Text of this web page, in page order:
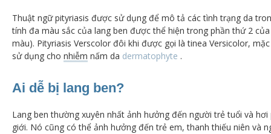
Thuật ngữ pityriasis được sử dụng để mô tả các tình trạng da
tính đa màu sắc của lang ben được thể hiện trong phần thứ 2
màu). Pityriasis Verscolor đôi khi được gọi là tinea Versicolor,
sử dụng cho nhiễm nấm da dermatophyte .
Ai dễ bị lang ben?
Lang ben thường xuyên nhất ảnh hưởng đến người trẻ tuổi và
giới. Nó cũng có thể ảnh hưởng đến trẻ em, thanh thiếu niên và